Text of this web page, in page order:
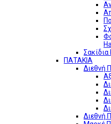
Σακίδια
ΠΑΤΑΚΙΑ
Διεθνή
Διεθνή